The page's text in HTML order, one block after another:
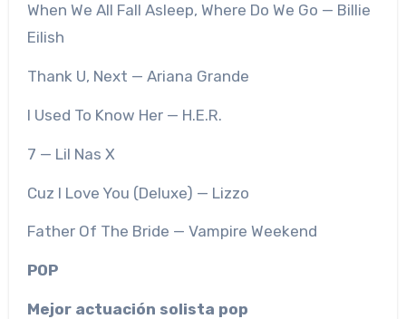
When We All Fall Asleep, Where Do We Go — Billie
Eilish
Thank U, Next — Ariana Grande
I Used To Know Her — H.E.R.
7 — Lil Nas X
Cuz I Love You (Deluxe) — Lizzo
Father Of The Bride — Vampire Weekend
POP
Mejor actuación solista pop